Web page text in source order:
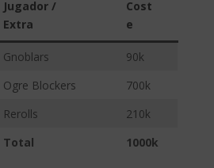
Jugador /
Extra
Cost
e
Gnoblars
90k
Ogre Blockers
700k
Rerolls
210k
Total
1000k